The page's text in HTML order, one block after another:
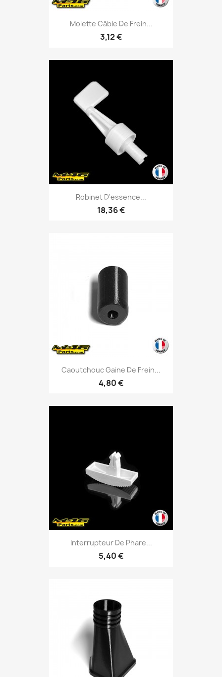
Molette Câble De Frein...
3,12 €
Robinet D'essence...
18,36 €
Caoutchouc Gaine De Frein...
4,80 €
Interrupteur De Phare...
5,40 €